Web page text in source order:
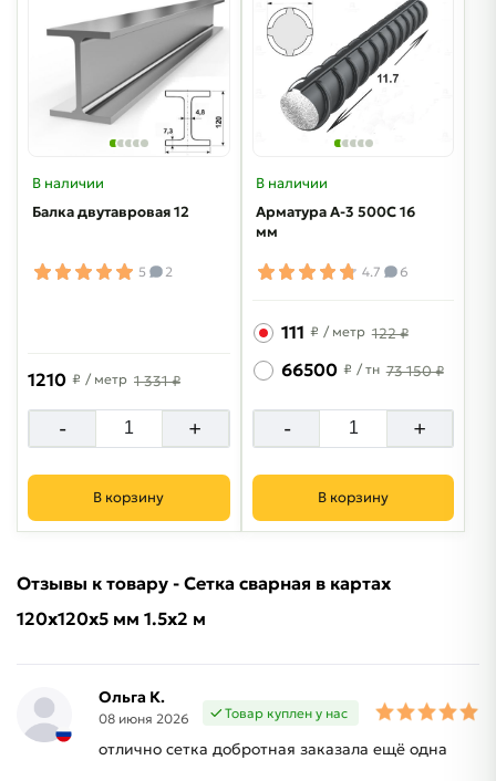
В наличии
Балка двутавровая 12
5 2
1210 ₽ / метр 1 331 ₽
- +
В корзину
В наличии
Арматура A-3 500C 16
мм
4.7 6
111 ₽ / метр 122 ₽
66500 ₽ / тн 73 150 ₽
- +
В корзину
Отзывы к товару - Сетка сварная в картах
120х120х5 мм 1.5х2 м
Ольга К.
08 июня 2026 Товар куплен у нас
отлично сетка добротная заказала ещё одна